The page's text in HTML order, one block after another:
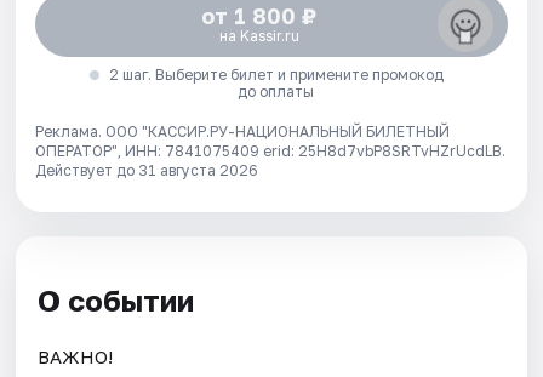
от 1 800 ₽
на Kassir.ru
2 шаг. Выберите билет и примените промокод
до оплаты
Реклама. ООО "КАССИР.РУ-НАЦИОНАЛЬНЫЙ БИЛЕТНЫЙ
ОПЕРАТОР", ИНН: 7841075409 erid: 25H8d7vbP8SRTvHZrUcdLB.
Действует до 31 августа 2026
О событии
ВАЖНО!